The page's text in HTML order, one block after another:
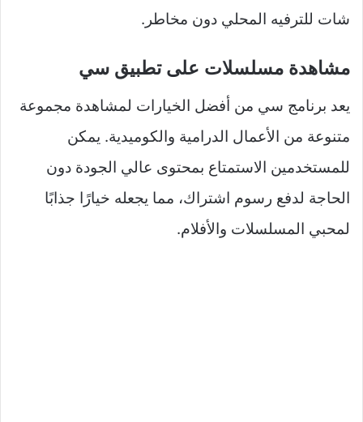
شات للترفيه المحلي دون مخاطر.
مشاهدة مسلسلات على تطبيق سي
يعد برنامج سي من أفضل الخيارات لمشاهدة مجموعة
متنوعة من الأعمال الدرامية والكوميدية. يمكن
للمستخدمين الاستمتاع بمحتوى عالي الجودة دون
الحاجة لدفع رسوم اشتراك، مما يجعله خيارًا جذابًا
لمحبي المسلسلات والأفلام.